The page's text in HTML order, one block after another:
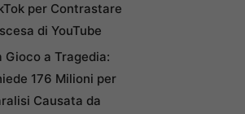
per Contrastare
di YouTube
Gioco a Tragedia:
176 Milioni per
Causata da